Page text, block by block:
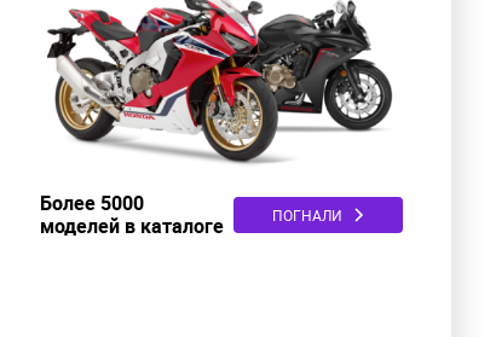
Более 5000
моделей в каталоге
ПОГНАЛИ